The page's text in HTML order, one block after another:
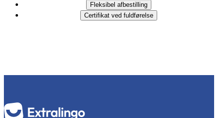
Fleksibel afbestilling
Certifikat ved fuldførelse